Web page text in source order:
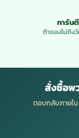
การัน
ถ้าของไม่ถึง
สั่งซื้อพ
ตอบกลับภายใน